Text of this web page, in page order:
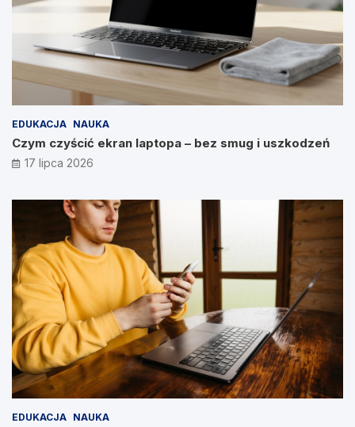
EDUKACJA NAUKA
Czym czyścić ekran laptopa – bez smug i uszkodzeń
17 lipca 2026
EDUKACJA NAUKA